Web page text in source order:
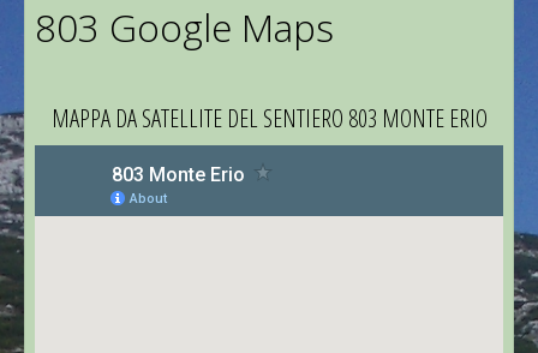
803 Google Maps
MAPPA DA SATELLITE DEL SENTIERO 803 MONTE ERIO